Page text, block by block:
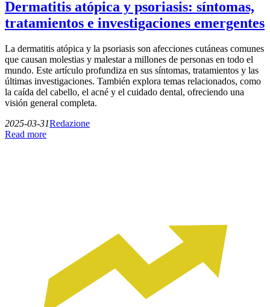
Dermatitis atópica y psoriasis: síntomas,
tratamientos e investigaciones emergentes
La dermatitis atópica y la psoriasis son afecciones cutáneas comunes
que causan molestias y malestar a millones de personas en todo el
mundo. Este artículo profundiza en sus síntomas, tratamientos y las
últimas investigaciones. También explora temas relacionados, como
la caída del cabello, el acné y el cuidado dental, ofreciendo una
visión general completa.
2025-03-31Redazione
Read more